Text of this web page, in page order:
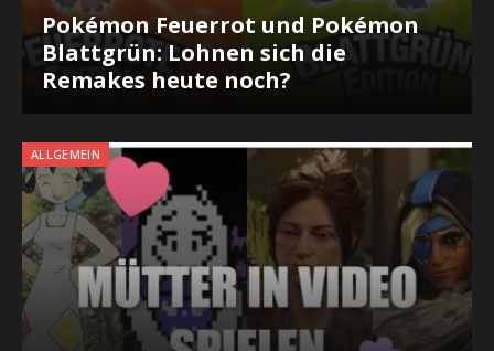
Pokémon Feuerrot und Pokémon
Blattgrün: Lohnen sich die
Remakes heute noch?
ALLGEMEIN